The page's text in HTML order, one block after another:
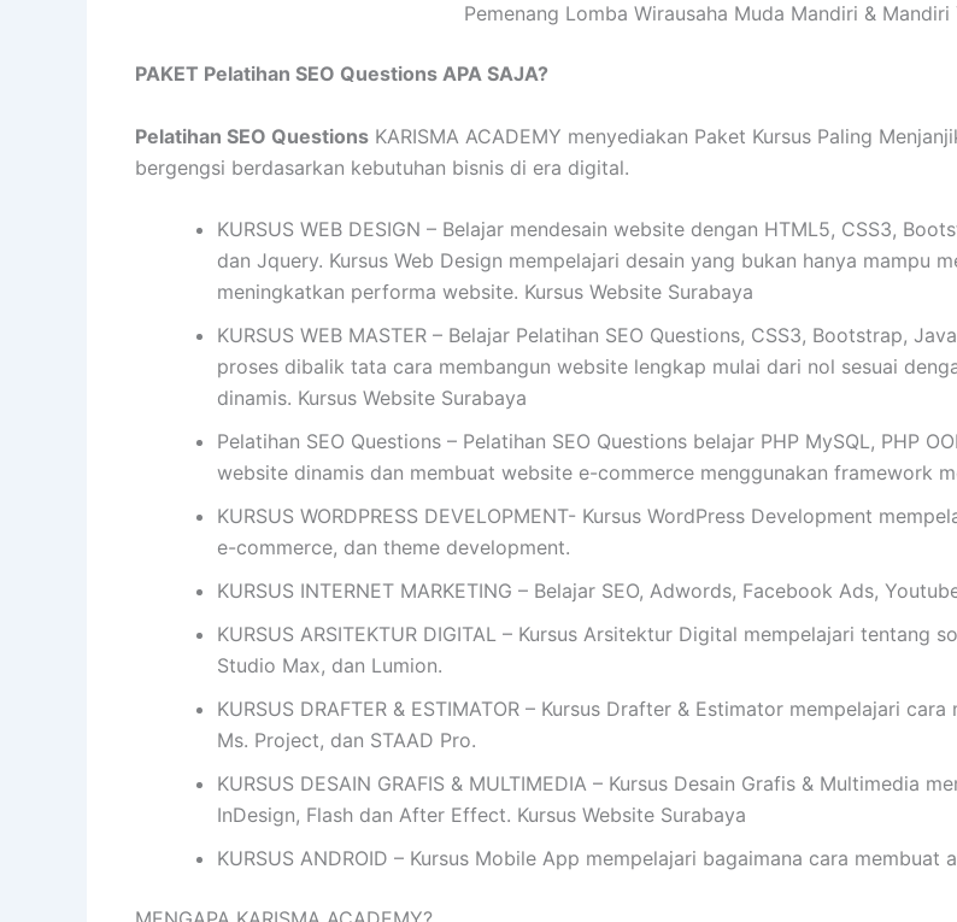
Pemenang Lomba Wirausaha Muda Mandiri &
PAKET Pelatihan SEO Questions APA SAJA?
Pelatihan SEO Questions KARISMA ACADEMY menyediakan Paket Kursus Paling
bergengsi berdasarkan kebutuhan bisnis di era digital.
KURSUS WEB DESIGN – Belajar mendesain website dengan HTML5, CSS3,
dan Jquery. Kursus Web Design mempelajari desain yang bukan hanya mampu
meningkatkan performa website. Kursus Website Surabaya
KURSUS WEB MASTER – Belajar Pelatihan SEO Questions, CSS3, Bootstrap,
proses dibalik tata cara membangun website lengkap mulai dari nol sesuai
dinamis. Kursus Website Surabaya
Pelatihan SEO Questions – Pelatihan SEO Questions belajar PHP MySQL, PHP
website dinamis dan membuat website e-commerce menggunakan framework
KURSUS WORDPRESS DEVELOPMENT- Kursus WordPress Development
e-commerce, dan theme development.
KURSUS INTERNET MARKETING – Belajar SEO, Adwords, Facebook Ads,
KURSUS ARSITEKTUR DIGITAL – Kursus Arsitektur Digital mempelajari
Studio Max, dan Lumion.
KURSUS DRAFTER & ESTIMATOR – Kursus Drafter & Estimator mempelajari
Ms. Project, dan STAAD Pro.
KURSUS DESAIN GRAFIS & MULTIMEDIA – Kursus Desain Grafis & Multimedia
InDesign, Flash dan After Effect. Kursus Website Surabaya
KURSUS ANDROID – Kursus Mobile App mempelajari bagaimana cara